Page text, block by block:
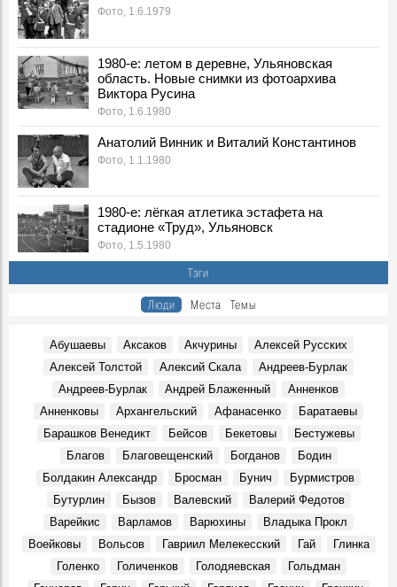
Сюда идут миллионы
События, 7 Августа 1982
Добрым словом помянут
События, 7 Августа 1982
Пленум Цильнинского райкома КПСС
События, 7 Августа 1991
Из репортажа Г.А. Демочкина на «Радио России»:
События, 7 Августа 1992
Ульяновские вездеходы завоевывают американский
рынок
События, 7 Августа 1993
Из записок Г.А. Демочкина:
Лауреат Нобелевской премии Ж.И. Алферов в
Ленинском мемориале
"Кроме очень немногих, в России нет недовольных":
Первая русская революция в симбирских пределах
События, 7 Августа 1906
Хулиганистый характер. 70 лет — заслуженному тренеру
Росии Юрию Скобелину
Герои, 7 Августа 1952
Подкулачник или подкаблучник?
События, 7 Августа 1932
Места, 7 Августа 2023
Ульяновцы могут увидеть уникальную вазу «Ветви
клёна»
Фото, 1.6.1979
1980-е: летом в деревне, Ульяновская
область. Новые снимки из фотоархива
Виктора Русина
Фото, 1.6.1980
Анатолий Винник и Виталий Константинов
Фото, 1.1.1980
1980-е: лёгкая атлетика эстафета на
стадионе «Труд», Ульяновск
Фото, 1.5.1980
Тэги
Люди Места Темы
Абушаевы Аксаков Акчурины
Алексей Русских
Алексей Толстой
Алексий Скала
Андреев-Бурлак
Андреев-Бурлак
Андрей Блаженный
Анненков
Анненковы
Архангельский Афанасенко
Баратаевы
Барашков Венедикт
Бейсов Бекетовы
Бестужевы
Благов
Благовещенский Богданов
Бодин
Болдакин Александр
Бросман Бунич
Бурмистров
Бутурлин
Бызов Валевский
Валерий Федотов
Варейкис
Варламов Варюхины
Владыка Прокл
Воейковы
Вольсов Гавриил Мелекесский Гай
Глинка
Голенко
Голиченков Голодяевская
Гольдман